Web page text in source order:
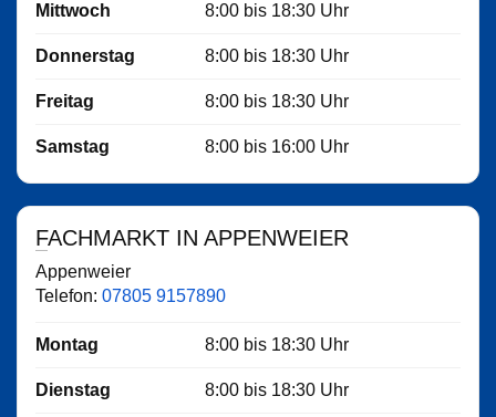
Mittwoch 8:00 bis 18:30 Uhr
Donnerstag 8:00 bis 18:30 Uhr
Freitag 8:00 bis 18:30 Uhr
Samstag 8:00 bis 16:00 Uhr
FACHMARKT IN APPENWEIER
Appenweier
Telefon: 07805 9157890
Montag 8:00 bis 18:30 Uhr
Dienstag 8:00 bis 18:30 Uhr